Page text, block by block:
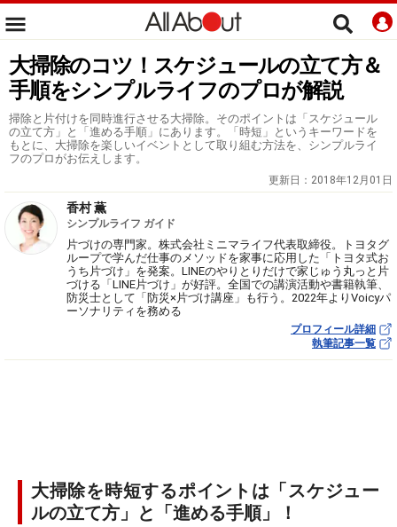
大掃除のコツ！スケジュールの立て方＆
手順をシンプルライフのプロが解説
掃除と片付けを同時進行させる大掃除。そのポイントは「スケジュール
の立て方」と「進める手順」にあります。「時短」というキーワードを
もとに、大掃除を楽しいイベントとして取り組む方法を、シンプルライ
フのプロがお伝えします。
更新日： 2018年12月01日
香村 薫
シンプルライフ ガイド
片づけの専門家。株式会社ミニマライフ代表取締役。トヨタグ
ループで学んだ仕事のメソッドを家事に応用した「トヨタ式お
うち片づけ」を発案。LINEのやりとりだけで家じゅう丸っと片
づける「LINE片づけ」が好評。全国での講演活動や書籍執筆、
防災士として「防災×片づけ講座」も行う。2022年よりVoicyパ
ーソナリティを務める
プロフィール詳細
執筆記事一覧
大掃除を時短するポイントは「スケジュー
ルの立て方」と「進める手順」！